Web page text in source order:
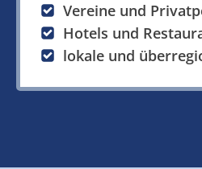
Vereine und
Hotels und
lokale und